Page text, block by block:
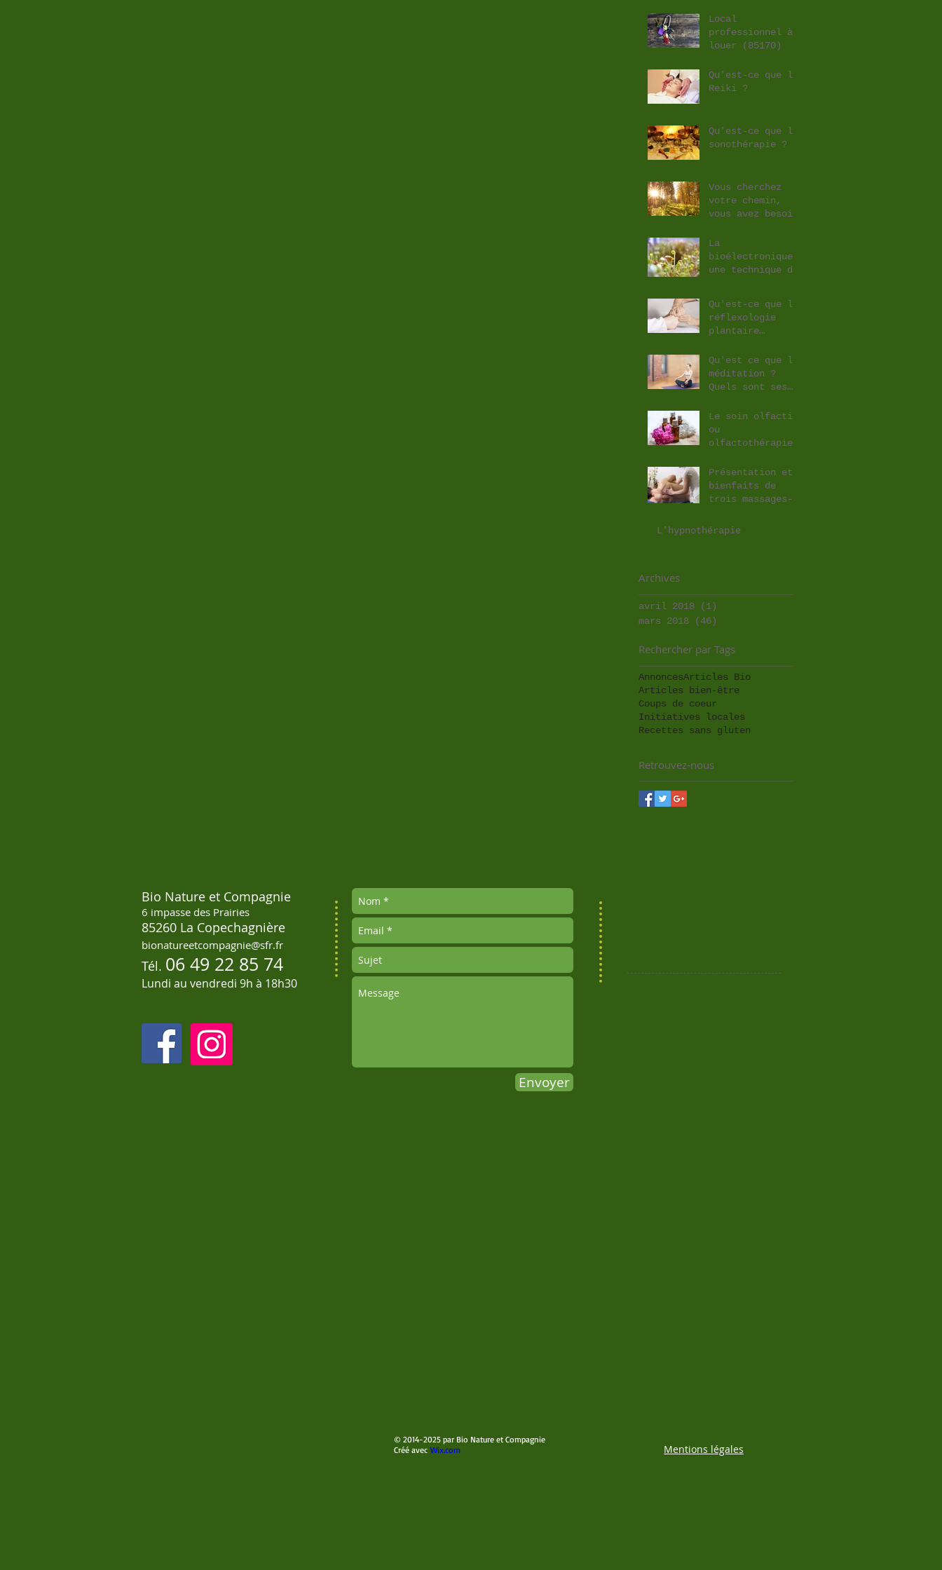
Local
professionnel à
louer (85170)
Qu’est-ce que le
Reiki ?
Qu’est-ce que la
sonothérapie ?
Vous cherchez
votre chemin,
vous avez besoin
La
bioélectronique,
une technique de
Qu'est-ce que la
réflexologie
plantaire
sont ses
bienfaits ?
Qu'est ce que la
méditation ?
Quels sont ses
Le soin olfactif
ou
olfactothérapie,
peut il vous
aider ?
Présentation et
bienfaits de
trois massages-
L'hypnothérapie
Archives
avril 2018 (1)
mars 2018
(46)
Rechercher par Tags
AnnoncesArticles Bio
Articles bien-être
Coups de coeur
Initiatives locales
Recettes sans gluten
Retrouvez-nous
Bio Nature et Compagnie
6 impasse des Prairies
85260 La Copechagnière
bionatureetcompagnie@sfr.fr
Tél. 06 49 22 85 74
Lundi au vendredi 9h à 18h30
Envoyer
© 2014-2025 par Bio Nature et Compagnie
Créé avec Wix.com Mentions légales